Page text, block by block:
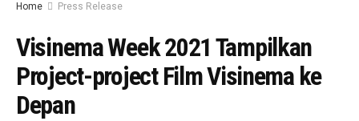
Home Press Release
Visinema Week 2021 Tampilkan
Project-project Film Visinema ke
Depan